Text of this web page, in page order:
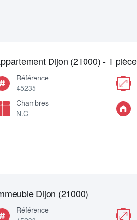
Dijon (21000) - 1 pièce
Référence
45235
Chambres
N.C
Dijon (21000)
Référence